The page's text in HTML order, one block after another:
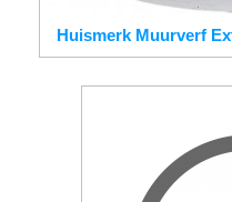
Huismerk Muurverf